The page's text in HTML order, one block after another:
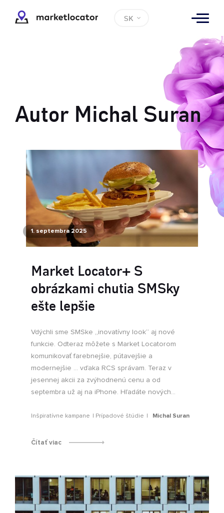
SK
Autor Michal Suran
1. septembra 2025
Market Locator+ S
obrázkami chutia SMSky
ešte lepšie
Vdýchli sme SMSke „inovatívny look“ aj nové
funkcie. Odteraz môžete s Market Locatorom
komunikovať farebnejšie, pútavejšie a
modernejšie ... vďaka RCS správam. Teraz v
jesennej akcii za zvýhodnenú cenu a od
septembra už aj na iPhone. Hľadáte nových...
Inšpiratívne kampane Prípadové štúdie Michal Suran
Čítať viac